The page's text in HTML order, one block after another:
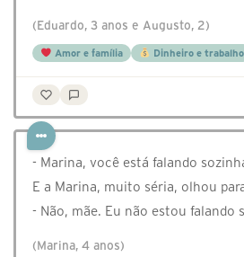
(Eduardo, 3 anos e Augusto, 2)
Amor e família Dinheiro e trabalho
- Marina, você está falando
E a Marina, muito séria, olhou
- Não, mãe. Eu não estou falando
(Marina, 4 anos)